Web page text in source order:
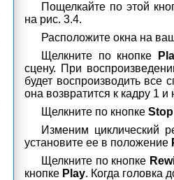
Пощелкайте по этой
на рис. 3.4.
Расположите окна на
Щелкните по кнопке
сцену. При
будет воспроизводить все
она возвратится к кадру 1
Щелкните по кнопке Stop
Изменим циклический
установите ее в положение
Щелкните по кнопке
кнопке Play. Когда головка